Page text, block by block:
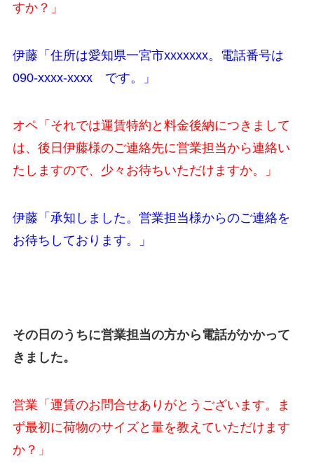
すか？」
伊藤「住所は愛知県一宮市xxxxxxx。電話番号は
090-xxxx-xxxx です。」
オペ「それでは運賃特約と料金後納につきまして
は、後日伊藤様のご連絡先に営業担当から連絡い
たしますので、少々お待ちいただけますか。」
伊藤「承知しました。営業担当様からのご連絡を
お待ちしております。」
その日のうちに営業担当の方から電話がかかって
きました。
営業「運賃のお問合せありがとうございます。ま
ず最初に荷物のサイズと量を教えていただけます
か？」